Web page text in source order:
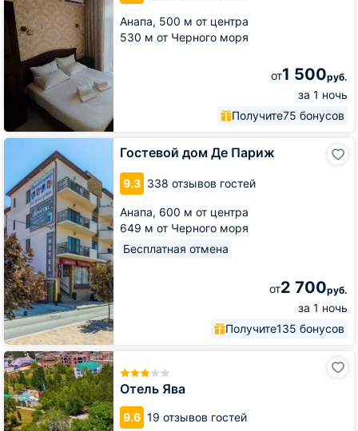
Анапа, 500 м от центра
530 м от Черного моря
от1 500руб.
за 1 ночь
Получите75 бонусов
Гостевой дом Де Париж
9.3 338 отзывов гостей
Анапа, 600 м от центра
649 м от Черного моря
Бесплатная отмена
от2 700руб.
за 1 ночь
Получите135 бонусов
Гостевой
Париж
Отель Ява
9.6 19 отзывов гостей
Отель
Ява